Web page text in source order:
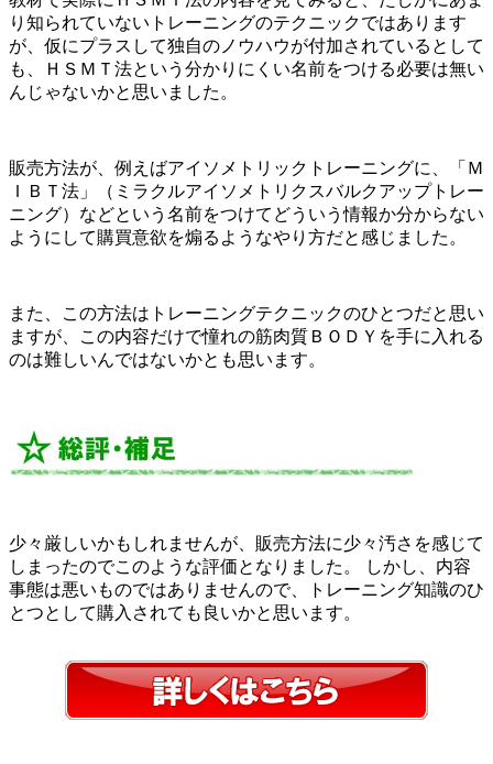
り知られていないトレーニングのテクニックではあります
が、仮にプラスして独自のノウハウが付加されているとして
も、ＨＳＭＴ法という分かりにくい名前をつける必要は無い
んじゃないかと思いました。
販売方法が、例えばアイソメトリックトレーニングに、「Ｍ
ＩＢＴ法」（ミラクルアイソメトリクスバルクアップトレー
ニング）などという名前をつけてどういう情報か分からない
ようにして購買意欲を煽るようなやり方だと感じました。
また、この方法はトレーニングテクニックのひとつだと思い
ますが、この内容だけで憧れの筋肉質ＢＯＤＹを手に入れる
のは難しいんではないかとも思います。
少々厳しいかもしれませんが、販売方法に少々汚さを感じて
しまったのでこのような評価となりました。 しかし、内容
事態は悪いものではありませんので、トレーニング知識のひ
とつとして購入されても良いかと思います。